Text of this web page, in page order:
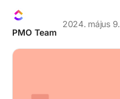
PMO Team
2024. május 9.